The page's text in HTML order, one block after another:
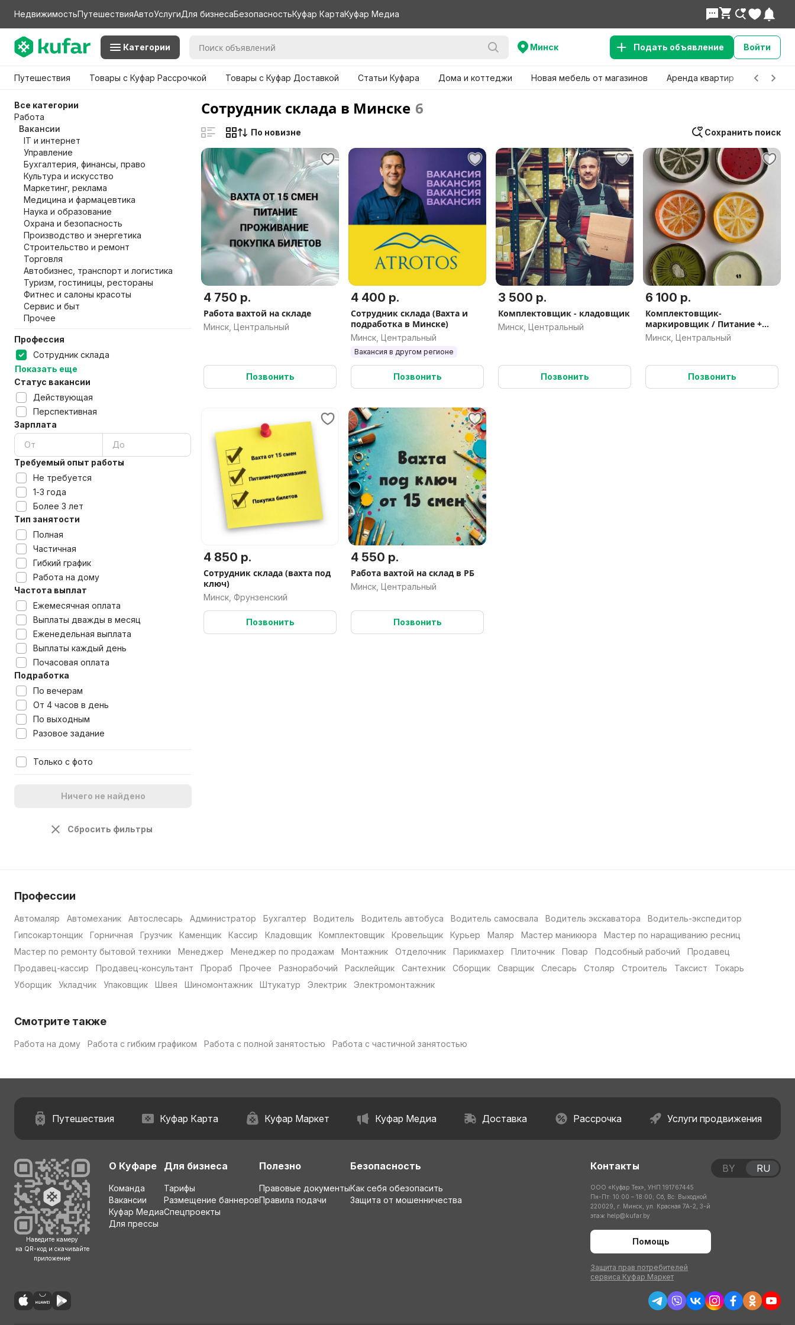
НедвижимостьПутешествияАвтоУслугиДля бизнесаБезопасностьКуфар КартаКуфар Медиа
Категории Минск Подать объявление Войти
Путешествия Товары с Куфар Рассрочкой Товары с Куфар Доставкой Статьи Куфара Дома и коттеджи Новая мебель от магазинов Аренда квартир Детские
Все категории
Работа
Вакансии
IT и интернет
Управление
Бухгалтерия, финансы, право
Культура и искусство
Маркетинг, реклама
Медицина и фармацевтика
Наука и образование
Охрана и безопасность
Производство и энергетика
Строительство и ремонт
Торговля
Автобизнес, транспорт и логистика
Туризм, гостиницы, рестораны
Фитнес и салоны красоты
Сервис и быт
Прочее
Профессия
Сотрудник склада
Показать еще
Статус вакансии
Действующая
Перспективная
Зарплата
Требуемый опыт работы
Не требуется
1-3 года
Более 3 лет
Тип занятости
Полная
Частичная
Гибкий график
Работа на дому
Частота выплат
Ежемесячная оплата
Выплаты дважды в месяц
Еженедельная выплата
Выплаты каждый день
Почасовая оплата
Подработка
По вечерам
От 4 часов в день
По выходным
Разовое задание
Только с фото
Ничего не найдено
Сбросить фильтры
Сотрудник склада в Минске 6
Сохранить поиск
По новизне
4 750 р.
Работа вахтой на складе
Минск, Центральный
Позвонить
4 400 р.
Сотрудник склада (Вахта и
подработка в Минске)
Минск, Центральный
Вакансия в другом регионе
Позвонить
3 500 р.
Комплектовщик - кладовщик
Минск, Центральный
Позвонить
6 100 р.
Комплектовщик-
маркировщик / Питание +
Проживание
Минск, Центральный
Позвонить
4 850 р.
Сотрудник склада (вахта под
ключ)
Минск, Фрунзенский
Позвонить
4 550 р.
Работа вахтой на склад в РБ
Минск, Центральный
Позвонить
Профессии
Автомаляр Автомеханик Автослесарь Администратор Бухгалтер Водитель Водитель автобуса Водитель самосвала Водитель экскаватора
Водитель-экспедитор
Гипсокартонщик
Горничная Грузчик Каменщик Кассир Кладовщик Комплектовщик Кровельщик Курьер Маляр Мастер маникюра
Мастер по наращиванию ресниц
Мастер по ремонту бытовой техники
Менеджер Менеджер по продажам Монтажник Отделочник Парикмахер Плиточник Повар Подсобный рабочий
Продавец
Продавец-кассир
Продавец-консультант Прораб Прочее Разнорабочий Расклейщик Сантехник Сборщик Сварщик Слесарь Столяр Строитель Таксист
Токарь
Уборщик
Укладчик Упаковщик Швея Шиномонтажник Штукатур Электрик Электромонтажник
Смотрите также
Работа на дому Работа с гибким графиком Работа с полной занятостью Работа с частичной занятостью
Путешествия Куфар Карта Куфар Маркет Куфар Медиа Доставка Рассрочка Услуги продвижения
Наведите камеру
на QR-код и скачивайте
приложение
О Куфаре
Команда
Вакансии
Куфар Медиа
Для прессы
Для бизнеса
Тарифы
Размещение баннеров
Спецпроекты
Полезно
Правовые документы
Правила подачи
Безопасность
Как себя обезопасить
Защита от мошенничества
Контакты
ООО «Куфар Тех», УНП 191767445
Пн-Пт: 10:00 – 18:00; Сб, Вс: Выходной
220029, г. Минск, ул. Красная 7А-2, 3-й
этаж help@kufar.by
Помощь
Защита прав потребителей
сервиса Куфар Маркет
BY RU